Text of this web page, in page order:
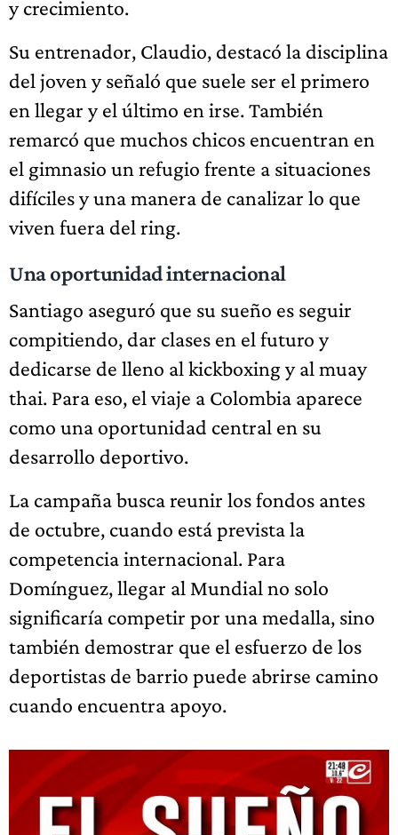
y crecimiento.
Su entrenador, Claudio, destacó la disciplina
del joven y señaló que suele ser el primero
en llegar y el último en irse. También
remarcó que muchos chicos encuentran en
el gimnasio un refugio frente a situaciones
difíciles y una manera de canalizar lo que
viven fuera del ring.
Una oportunidad internacional
Santiago aseguró que su sueño es seguir
compitiendo, dar clases en el futuro y
dedicarse de lleno al kickboxing y al muay
thai. Para eso, el viaje a Colombia aparece
como una oportunidad central en su
desarrollo deportivo.
La campaña busca reunir los fondos antes
de octubre, cuando está prevista la
competencia internacional. Para
Domínguez, llegar al Mundial no solo
significaría competir por una medalla, sino
también demostrar que el esfuerzo de los
deportistas de barrio puede abrirse camino
cuando encuentra apoyo.